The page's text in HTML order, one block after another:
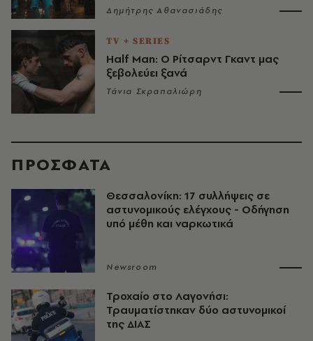
Δημήτρης Αθανασιάδης
TV + SERIES
Half Man: Ο Ρίτσαρντ Γκαντ μας
ξεβολεύει ξανά
Τάνια Σκραπαλιώρη
ΠΡΟΣΦΑΤΑ
Θεσσαλονίκη: 17 συλλήψεις σε
αστυνομικούς ελέγχους - Οδήγηση
υπό μέθη και ναρκωτικά
Newsroom
Τροχαίο στο Λαγονήσι:
Τραυματίστηκαν δύο αστυνομικοί
της ΔΙΑΣ